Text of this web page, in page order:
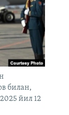
билан,
йил 12